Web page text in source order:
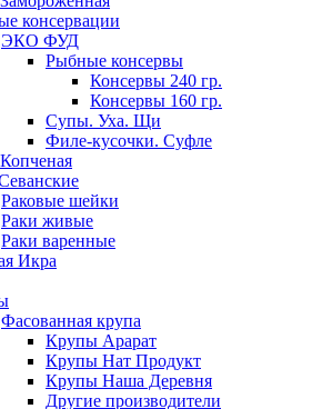
консервации
ЭКО ФУД
Рыбные консервы
Консервы 240 гр.
Консервы 160 гр.
Супы. Уха. Щи
Филе-кусочки. Суфле
Раковые шейки
Раки живые
Раки варенные
Икра
Фасованная крупа
Крупы Арарат
Крупы Нат Продукт
Крупы Наша Деревня
Другие производители